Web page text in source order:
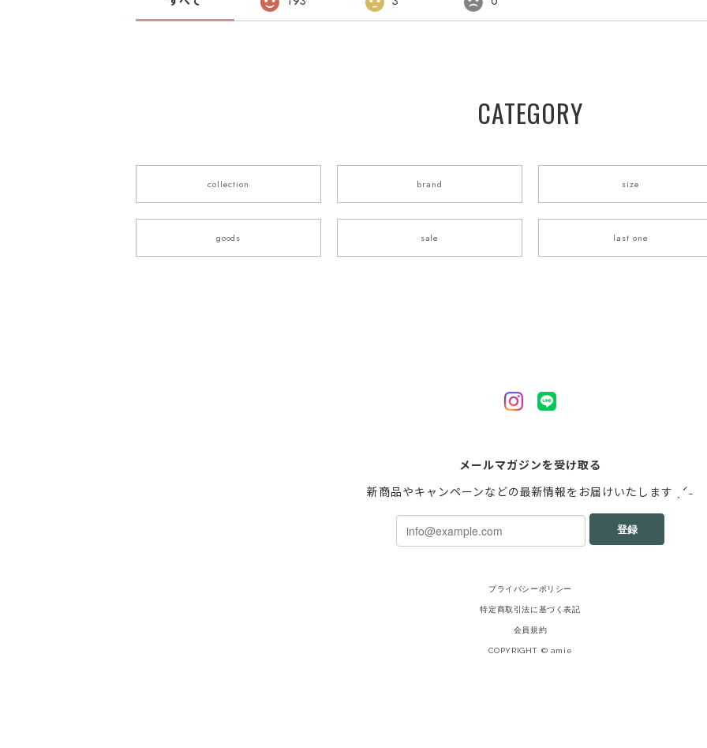
CATEGORY
collection brand size
goods sale last one
メールマガジンを受け取る
新商品やキャンペーンなどの最新情報をお届けいたします ˎˊ˗
登録
プライバシーポリシー
特定商取引法に基づく表記
会員規約
COPYRIGHT © amie